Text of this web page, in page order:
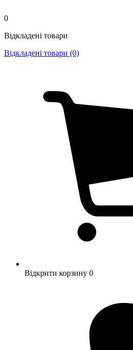
0
Відкладені товари
Відкладені товари (0)
Відкрити корзину 0